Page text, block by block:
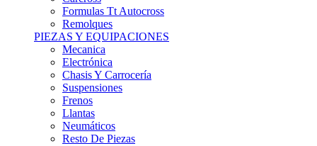
Formulas Tt Autocross
Remolques
PIEZAS Y EQUIPACIONES
Mecanica
Electrónica
Chasis Y Carrocería
Suspensiones
Frenos
Llantas
Neumáticos
Resto De Piezas